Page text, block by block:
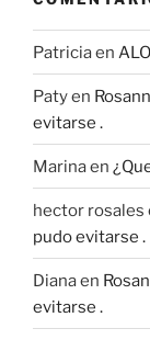
Patriciaen
Patyen
evitarse .
Marinaen
hector rosales
pudo evitarse .
Dianaen
evitarse .